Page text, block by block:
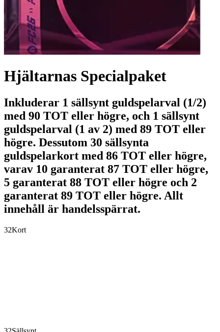
Hjältarnas Specialpaket
Inkluderar 1 sällsynt guldspelarval (1/2)
med 90 TOT eller högre, och 1 sällsynt
guldspelarval (1 av 2) med 89 TOT eller
högre. Dessutom 30 sällsynta
guldspelarkort med 86 TOT eller högre,
varav 10 garanterat 87 TOT eller högre,
5 garanterat 88 TOT eller högre och 2
garanterat 89 TOT eller högre. Allt
innehåll är handelsspärrat.
32Kort